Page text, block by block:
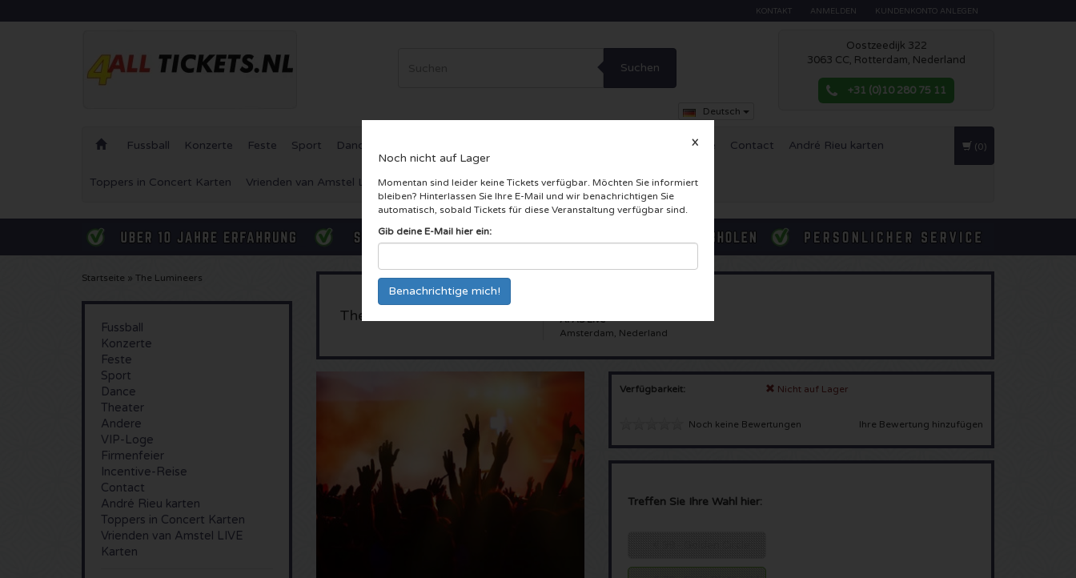
KONTAKT ANMELDEN KUNDENKONTO ANLEGEN
Suchen
Deutsch
Oostzeedijk 322
3063 CC, Rotterdam, Nederland
+31 (0)10 280 75 11
Fussball Konzerte Feste Sport Dance Incentive-Reise Contact André Rieu karten
Toppers in Concert Karten Vrienden van Amstel LIVE Karten
(0)
Noch nicht auf Lager
X
Momentan sind leider keine Tickets verfügbar. Möchten Sie informiert
bleiben? Hinterlassen Sie Ihre E-Mail und wir benachrichtigen Sie
automatisch, sobald Tickets für diese Veranstaltung verfügbar sind.
Gib deine E-Mail hier ein:
Startseite » The Lumineers
Fussball
Konzerte
Feste
Sport
Dance
Theater
Andere
VIP-Loge
Firmenfeier
Incentive-Reise
Contact
André Rieu karten
Toppers in Concert Karten
Vrienden van Amstel LIVE
Karten
The Lumineers
AFAS Live
Amsterdam, Nederland
Verfügbarkeit: Nicht auf Lager
Noch keine Bewertungen Ihre Bewertung hinzufügen
Treffen Sie Ihre Wahl hier: